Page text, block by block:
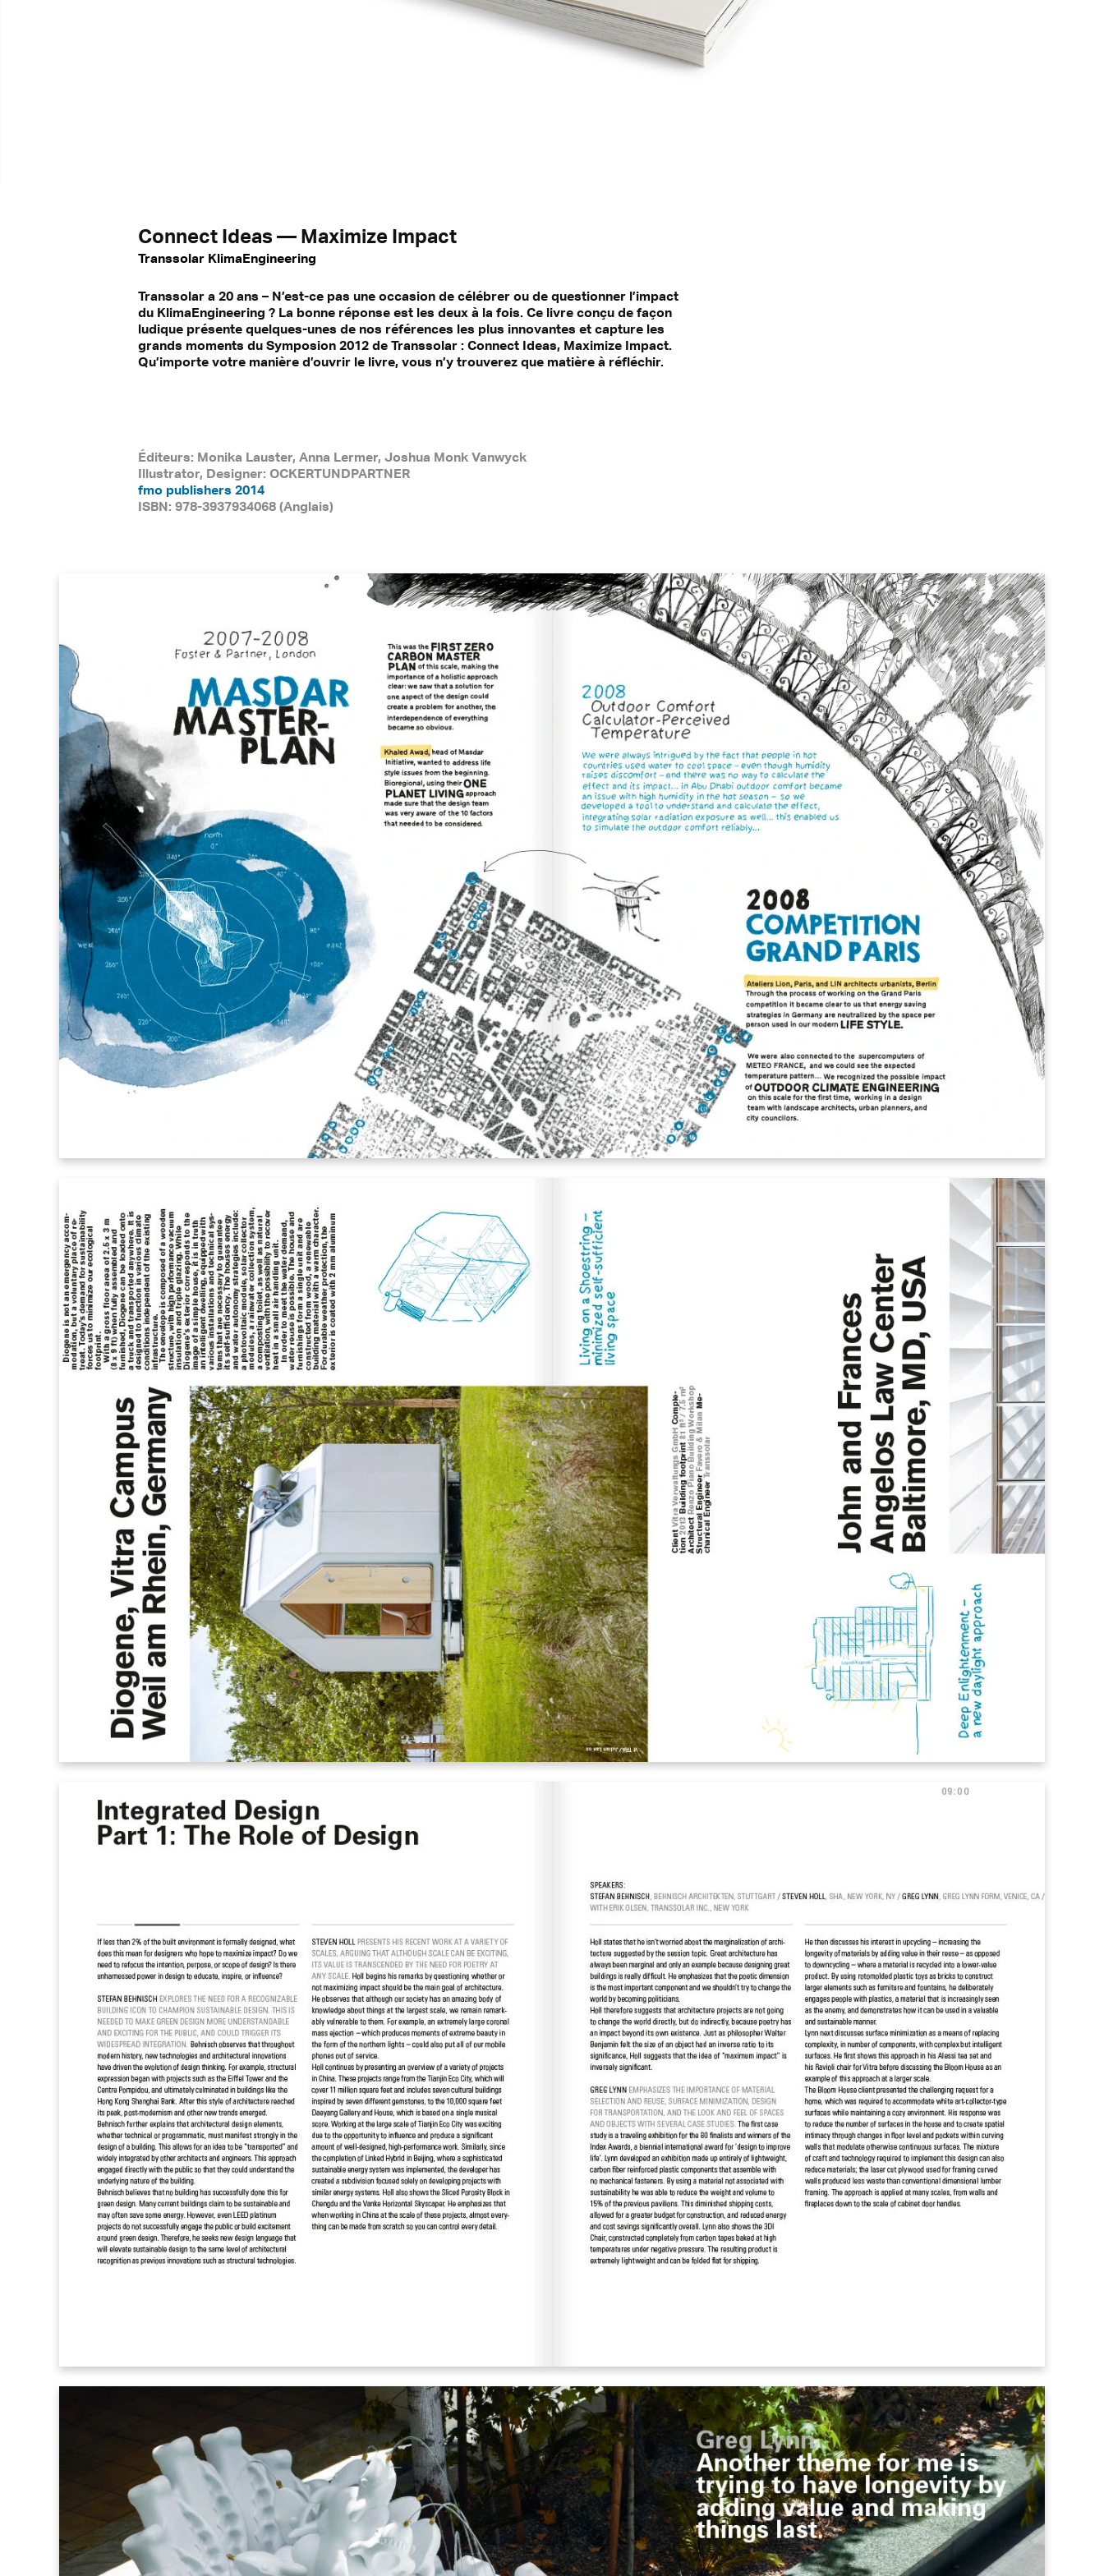
Connect Ideas — Maximize Impact
Transsolar KlimaEngineering
Transsolar a 20 ans – N’est-ce pas une occasion de célébrer ou de questionner l’impact
du KlimaEngineering ? La bonne réponse est les deux à la fois. Ce livre conçu de façon
ludique présente quelques-unes de nos références les plus innovantes et capture les
grands moments du Symposion 2012 de Transsolar : Connect Ideas, Maximize Impact.
Qu’importe votre manière d’ouvrir le livre, vous n’y trouverez que matière à réfléchir.
Éditeurs: Monika Lauster, Anna Lermer, Joshua Monk Vanwyck
Illustrator, Designer: OCKERTUNDPARTNER
fmo publishers 2014
ISBN: 978-3937934068 (Anglais)